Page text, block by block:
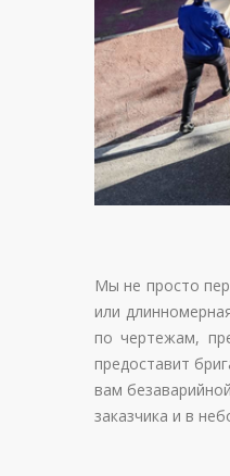
Мы не просто
или
по чертежам,
предоставит
вам
заказчика и в